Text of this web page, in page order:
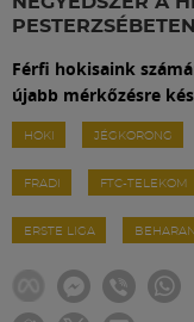
PESTERZSÉBETEN
Férfi hokisaink
újabb mérkőzésre
HOKI JÉGKORONG
FRADI FTC-TELEKOM
ERSTE LIGA
Meccscenter
Klub
Szolgáltatások